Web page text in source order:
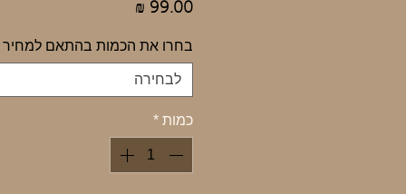
‏99.00 ‏₪
בחרו את הכמות בהתאם למחיר
לבחירה
כמות *